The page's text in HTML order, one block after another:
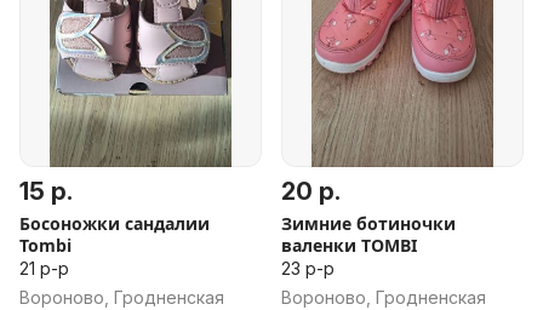
15 р.
Босоножки сандалии
Tombi
21 р-р
Вороново, Гродненская
20 р.
Зимние ботиночки
валенки TOMBI
23 р-р
Вороново, Гродненская